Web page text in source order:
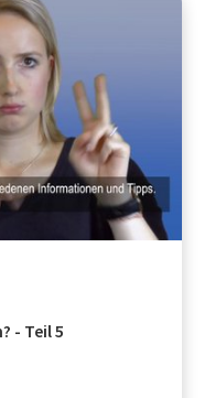
- Teil 5